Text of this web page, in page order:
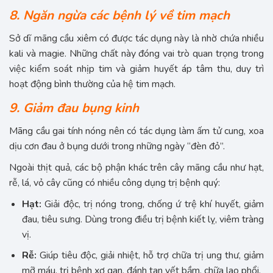
8. Ngăn ngừa các bệnh lý về tim mạch
Sở dĩ mãng cầu xiêm có được tác dụng này là nhờ chứa nhiều
kali và magie. Những chất này đóng vai trò quan trọng trong
việc kiểm soát nhịp tim và giảm huyết áp tâm thu, duy trì
hoạt động bình thường của hệ tim mạch.
9. Giảm đau bụng kinh
Mãng cầu gai tính nóng nên có tác dụng làm ấm tử cung, xoa
dịu cơn đau ở bụng dưới trong những ngày “đèn đỏ”.
Ngoài thịt quả, các bộ phận khác trên cây mãng cầu như hạt,
rễ, lá, vỏ cây cũng có nhiều công dụng trị bệnh quý:
Hạt: Giải độc, trị nóng trong, chống ứ trệ khí huyết, giảm
đau, tiêu sưng. Dùng trong điều trị bệnh kiết lỵ, viêm tràng
vị.
Rễ: Giúp tiêu độc, giải nhiệt, hỗ trợ chữa trị ung thư, giảm